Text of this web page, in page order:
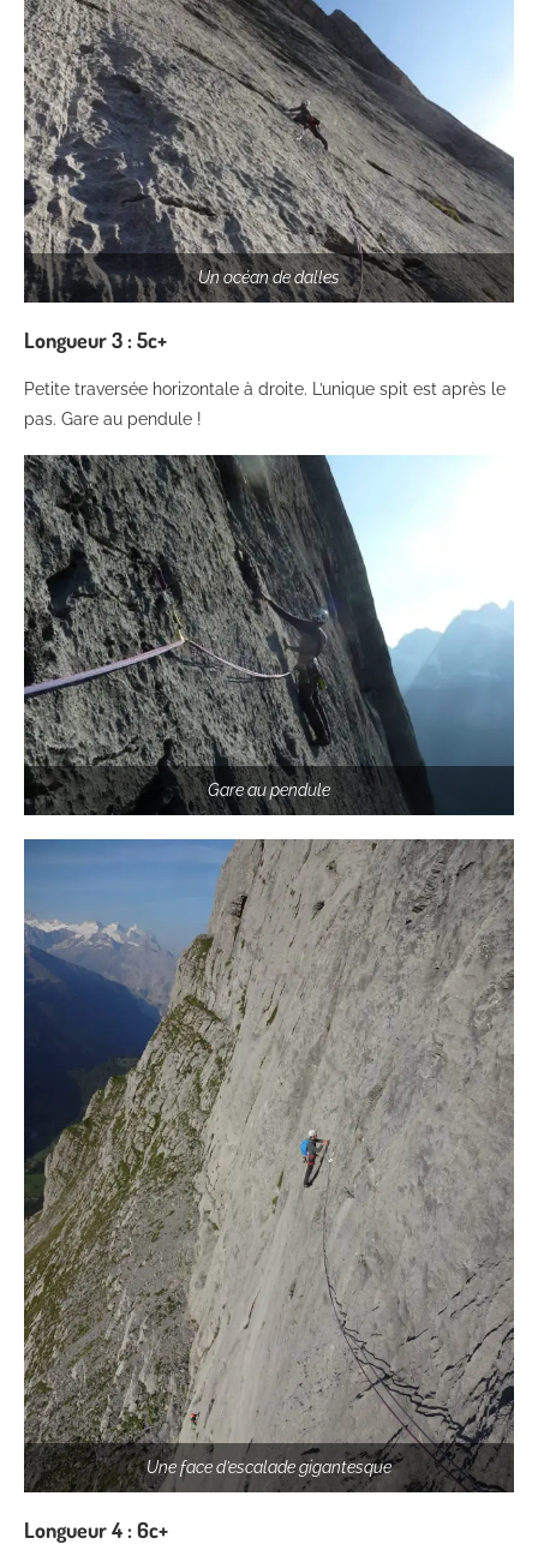
Un océan de dalles
Longueur3 :5c+
Petite traversée horizontale à droite. L’unique spit est après le
pas. Gare au pendule !
Gare au pendule
Une face d’escalade gigantesque
Longueur4 : 6c+